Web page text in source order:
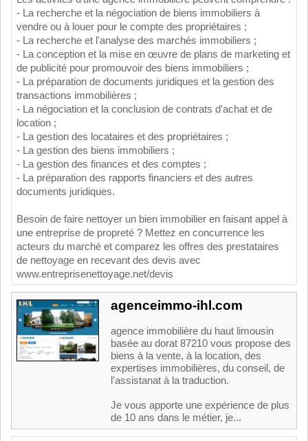
- La recherche et la négociation de biens immobiliers à
vendre ou à louer pour le compte des propriétaires ;
- La recherche et 'analyse des marchés immobiliers ;
- La conception et la mise en œuvre de plans de marketing et
de publicité pour promouvoir des biens immobiliers ;
- La préparation de documents juridiques et la gestion des
transactions immobilières ;
- La négociation et la conclusion de contrats d'achat et de
location ;
- La gestion des locataires et des propriétaires ;
- La gestion des biens immobiliers ;
- La gestion des finances et des comptes ;
- La préparation des rapports financiers et des autres
documents juridiques.
Besoin de faire nettoyer un bien immobilier en faisant appel à
une entreprise de propreté ? Mettez en concurrence les
acteurs du marché et comparez les offres des prestataires
de nettoyage en recevant des devis avec
www.entreprisenettoyage.net/devis
agenceimmo-ihl.com
agence immobilière du haut limousin
basée au dorat 87210 vous propose des
biens à la vente, à la location, des
expertises immobilières, du conseil, de
l'assistanat à la traduction.
Je vous apporte une expérience de plus
de 10 ans dans le métier, je...